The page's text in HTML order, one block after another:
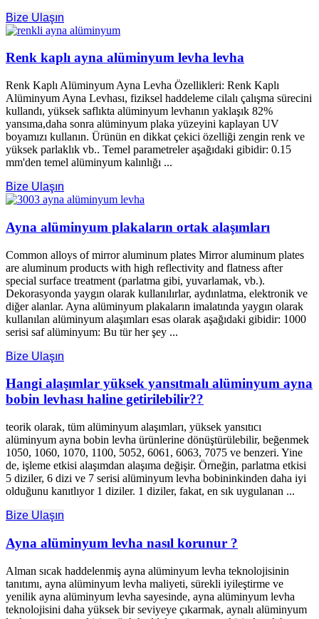
Bize Ulaşın
Renk kaplı ayna alüminyum levha levha
Renk Kaplı Alüminyum Ayna Levha Özellikleri: Renk Kaplı
Alüminyum Ayna Levhası, fiziksel haddeleme cilalı çalışma sürecini
kullandı, yüksek saflıkta alüminyum levhanın yaklaşık 82%
yansıma,daha sonra alüminyum plaka yüzeyini kaplayan UV
boyamızı kullanın. Ürünün en dikkat çekici özelliği zengin renk ve
yüksek parlaklık vb.. Temel parametreler aşağıdaki gibidir: 0.15
mm'den temel alüminyum kalınlığı ...
Bize Ulaşın
Ayna alüminyum plakaların ortak alaşımları
Common alloys of mirror aluminum plates Mirror aluminum plates
are aluminum products with high reflectivity and flatness after
special surface treatment (parlatma gibi, yuvarlamak, vb.).
Dekorasyonda yaygın olarak kullanılırlar, aydınlatma, elektronik ve
diğer alanlar. Ayna alüminyum plakaların imalatında yaygın olarak
kullanılan alüminyum alaşımları esas olarak aşağıdaki gibidir: 1000
serisi saf alüminyum: Bu tür her şey ...
Bize Ulaşın
Hangi alaşımlar yüksek yansıtmalı alüminyum ayna
bobin levhası haline getirilebilir??
teorik olarak, tüm alüminyum alaşımları, yüksek yansıtıcı
alüminyum ayna bobin levha ürünlerine dönüştürülebilir, beğenmek
1050, 1060, 1070, 1100, 5052, 6061, 6063, 7075 ve benzeri. Yine
de, işleme etkisi alaşımdan alaşıma değişir. Örneğin, parlatma etkisi
5 diziler, 6 dizi ve 7 serisi alüminyum levha bobininkinden daha iyi
olduğunu kanıtlıyor 1 diziler. 1 diziler, fakat, en sık uygulanan ...
Bize Ulaşın
Ayna alüminyum levha nasıl korunur ?
Alman sıcak haddelenmiş ayna alüminyum levha teknolojisinin
tanıtımı, ayna alüminyum levha maliyeti, sürekli iyileştirme ve
yenilik ayna alüminyum levha sayesinde, ayna alüminyum levha
teknolojisini daha yüksek bir seviyeye çıkarmak, aynalı alüminyum